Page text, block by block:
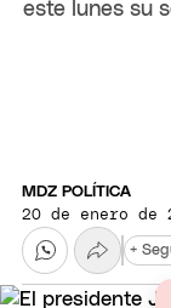
este lunes su
MDZ POLÍTICA
20 de enero de
+